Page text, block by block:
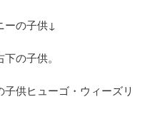
ーの子供↓
の子供。
供ヒューゴ・ウィーズリ